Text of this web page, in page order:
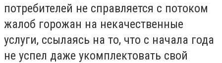
потребителей не справляется с потоком
жалоб горожан на некачественные
услуги, ссылаясь на то, что с начала года
не успел даже укомплектовать свой